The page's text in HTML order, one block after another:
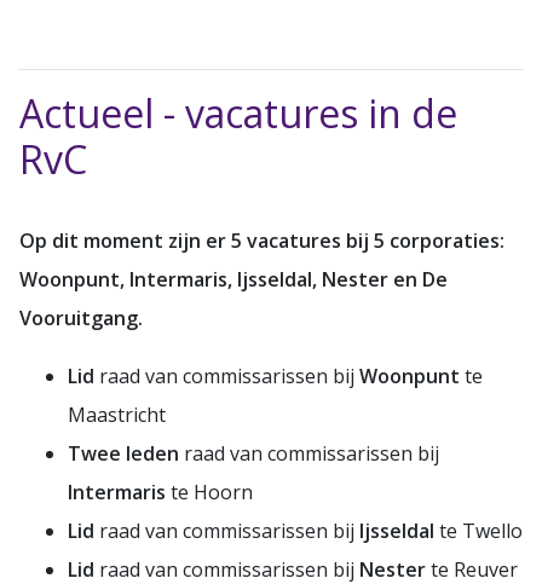
Actueel - vacatures in de
RvC
Op dit moment zijn er 5 vacatures bij 5 corporaties:
Woonpunt, Intermaris, Ijsseldal, Nester en De
Vooruitgang.
Lid raad van commissarissen bij Woonpunt te
Maastricht
Twee leden raad van commissarissen bij
Intermaris te Hoorn
Lid raad van commissarissen bij Ijsseldal te Twello
Lid raad van commissarissen bij Nesterte Reuver